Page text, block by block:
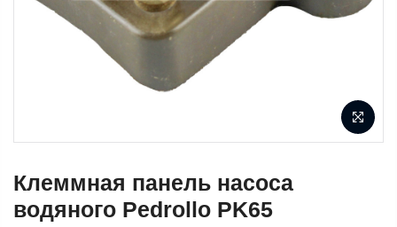
Клеммная панель насоса
водяного Pedrollo PK65